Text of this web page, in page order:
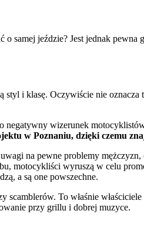
jeździe? Jest jednak
i klasę. Oczywiście nie
wizerunek
w Poznaniu, dzięki czemu
na pewne problemy
motocykliści wyruszą w celu
a są one powszechne.
To właśnie
przy grillu i dobrej muzyce.